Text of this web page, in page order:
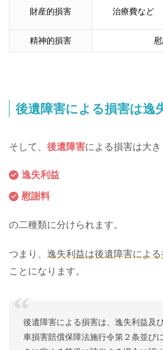
財産的損害 治療費など
精神的損害
後遺障害による損害は逸
そして、 後遺障害による損害は大き
逸失利益
慰謝料
の二種類に分けられます。
つまり、 逸失利益は後遺障害によ
ことになります。
後遺障害による損害は、逸失利益及
車損害賠償保障法施行令第２条並び